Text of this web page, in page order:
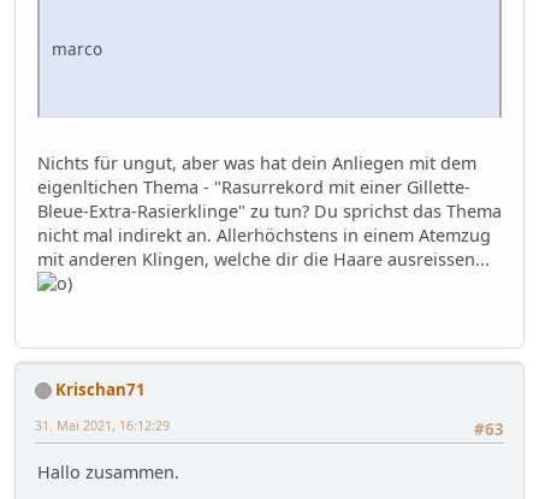
marco
Nichts für ungut, aber was hat dein Anliegen mit dem
eigenltichen Thema - "Rasurrekord mit einer Gillette-
Bleue-Extra-Rasierklinge" zu tun? Du sprichst das Thema
nicht mal indirekt an. Allerhöchstens in einem Atemzug
mit anderen Klingen, welche dir die Haare ausreissen...
Krischan71
#63
31. Mai 2021, 16:12:29
Hallo zusammen.